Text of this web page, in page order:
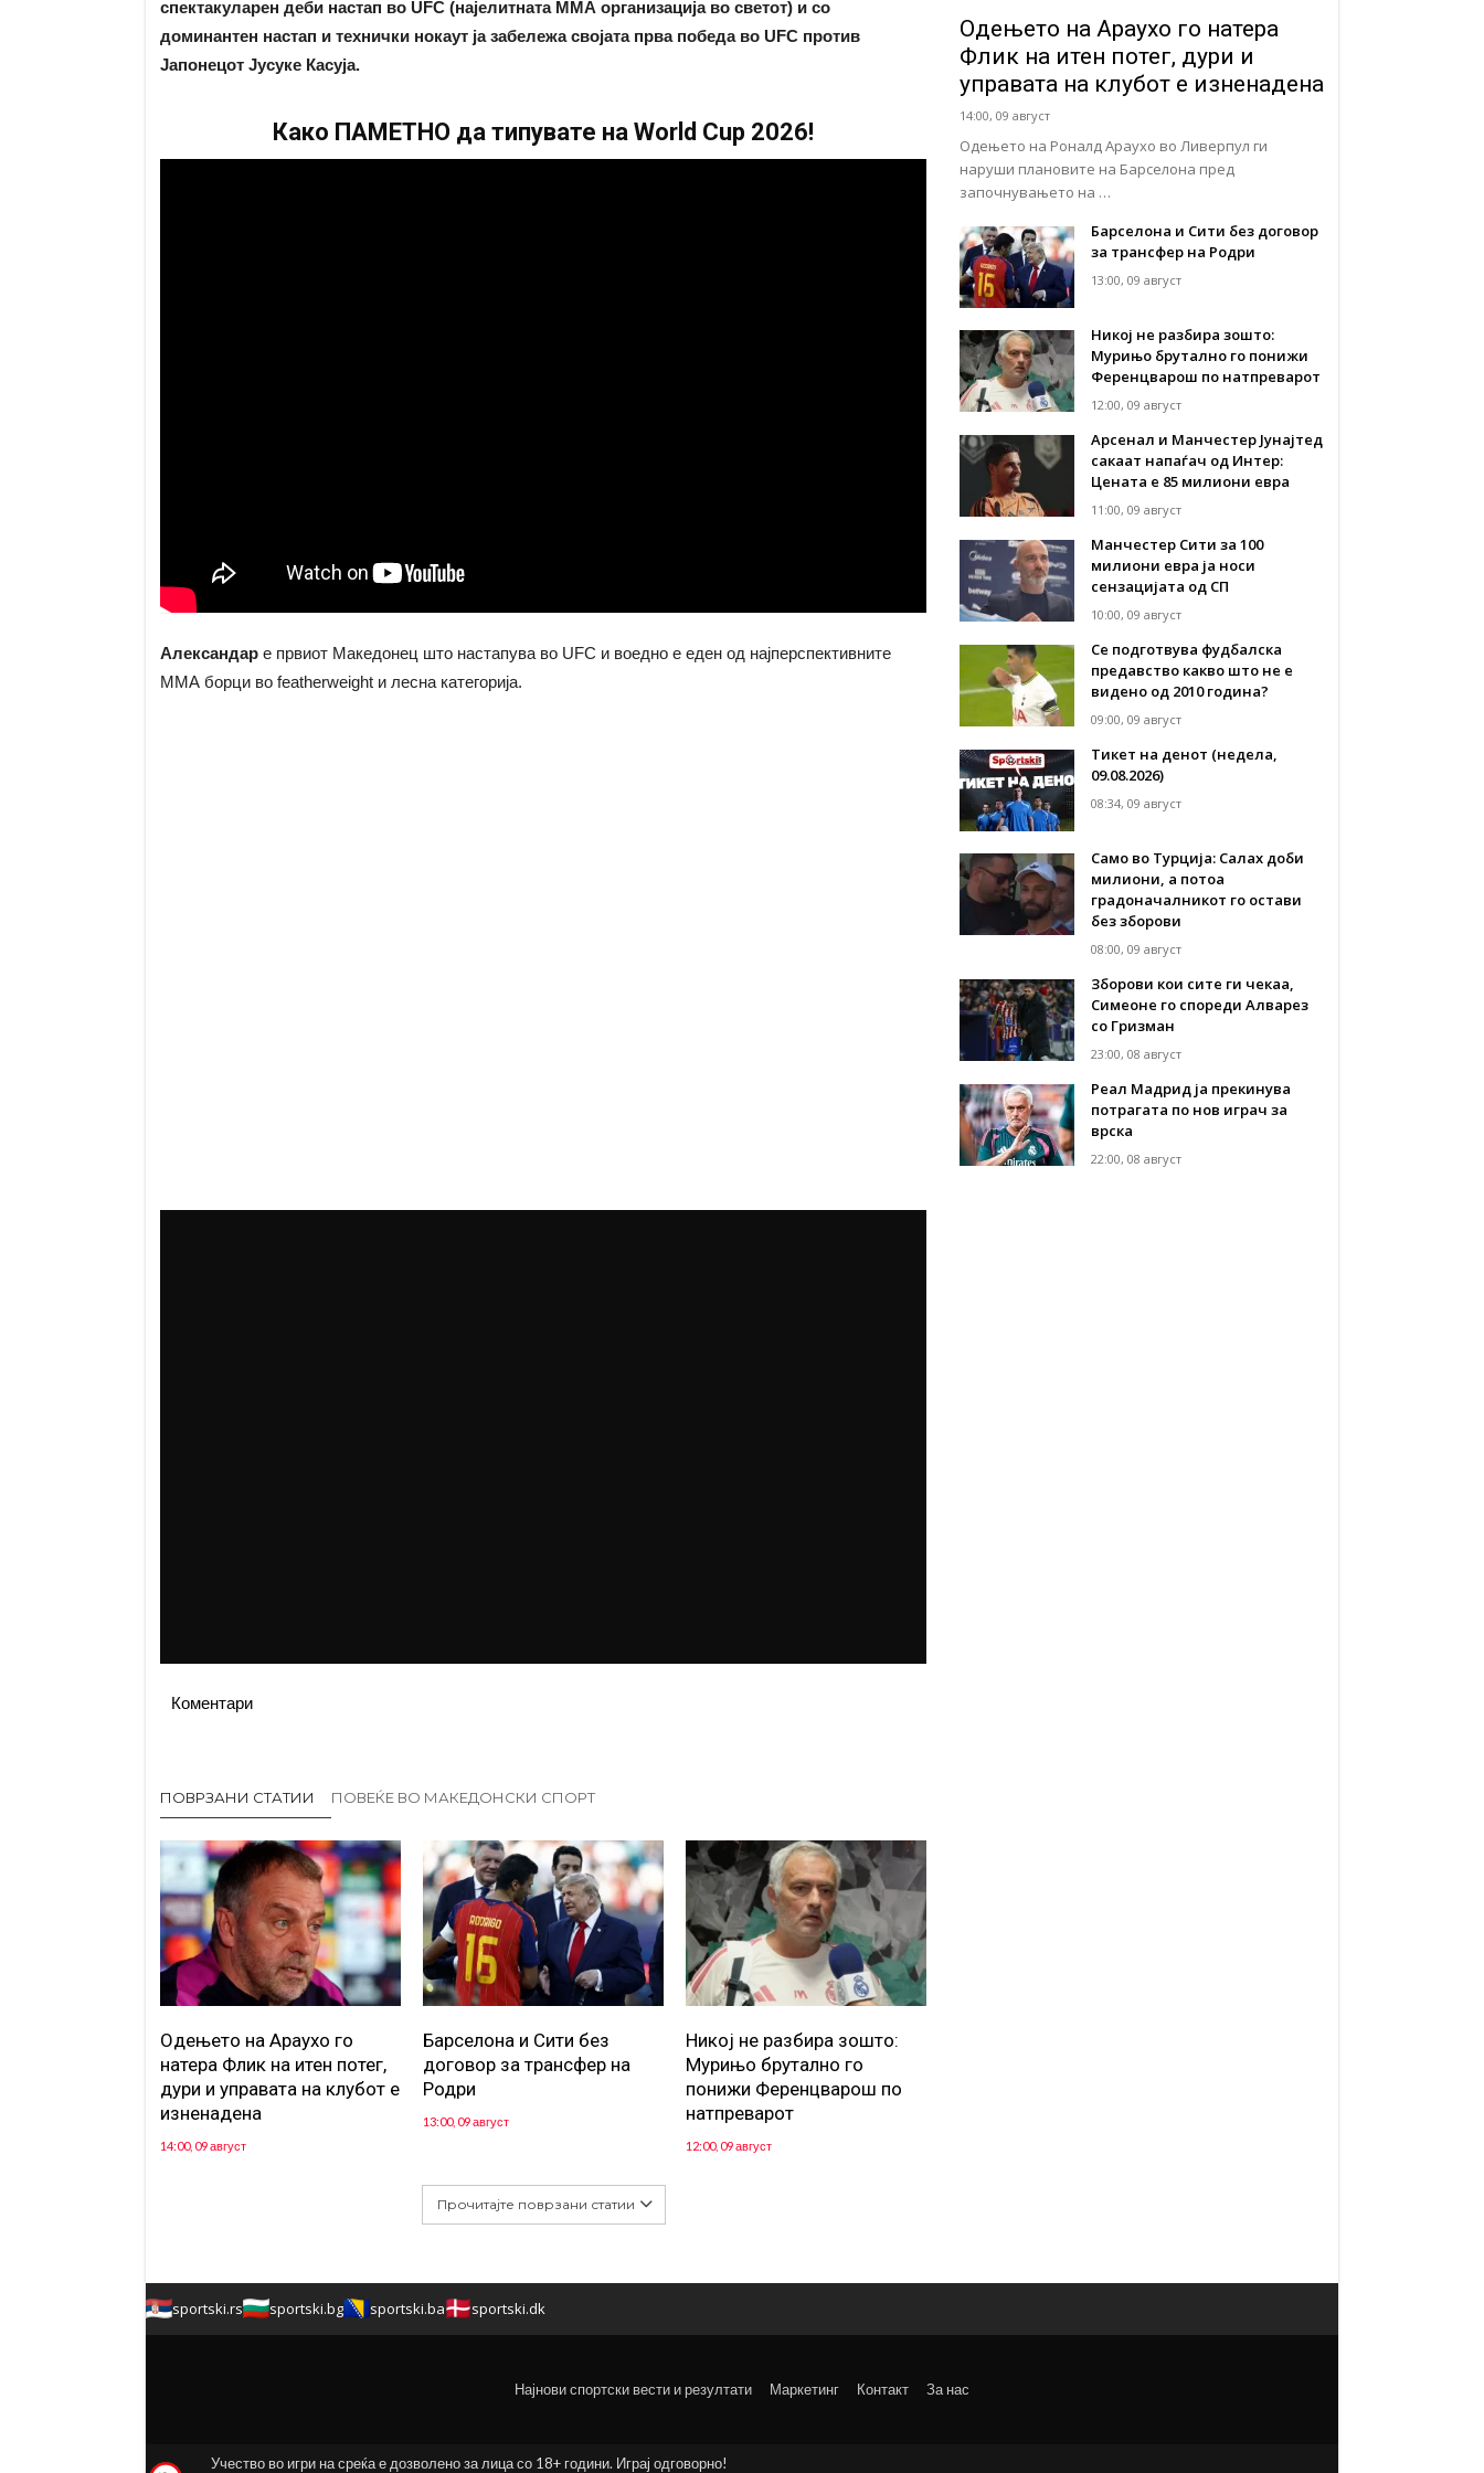
спектакуларен деби настап во UFC (најелитната ММА организација во светот) и со
доминантен настап и технички нокаут ја забележа својата прва победа во UFC против
Јапонецот Јусуке Касуја.
Како ПАМЕТНО да типувате на World Cup 2026!
Александаре првиот Македонец што настапува во UFC и воедно е еден од најперспективните
ММА борци во featherweight и лесна категоријa.
Коментари
ПОВРЗАНИ СТАТИИ ПОВЕЌЕ ВО МАКЕДОНСКИ СПОРТ
Одењето на Араухо го
натера Флик на итен потег,
дури и управата на клубот е
изненадена
14:00, 09 август
Барселона и Сити без
договор за трансфер на
Родри
13:00, 09 август
Никој не разбира зошто:
Мурињо брутално го
понижи Ференцварош по
натпреварот
12:00, 09 август
Прочитајте поврзани статии
Одењето на Араухо го натера
Флик на итен потег, дури и
управата на клубот е изненадена
14:00, 09 август
Одењето на Роналд Араухо во Ливерпул ги
наруши плановите на Барселона пред
започнувањето на …
Барселона и Сити без договор
за трансфер на Родри
13:00, 09 август
Никој не разбира зошто:
Мурињо брутално го понижи
Ференцварош по натпреварот
12:00, 09 август
Арсенал и Манчестер Јунајтед
сакаат напаѓач од Интер:
Цената е 85 милиони евра
11:00, 09 август
Манчестер Сити за 100
милиони евра ја носи
сензацијата од СП
10:00, 09 август
Се подготвува фудбалска
предавство какво што не е
видено од 2010 година?
09:00, 09 август
Тикет на денот (недела,
09.08.2026)
08:34, 09 август
Само во Турција: Салах доби
милиони, а потоа
градоначалникот го остави
без зборови
08:00, 09 август
Зборови кои сите ги чекаа,
Симеоне го спореди Алварез
со Гризман
23:00, 08 август
Реал Мадрид ја прекинува
потрагата по нов играч за
врска
22:00, 08 август
sportski.rs sportski.bg sportski.ba sportski.dk
Најнови спортски вести и резултати Маркетинг Контакт За нас
Учество во игри на среќа е дозволено за лица со 18+ години. Играј одговорно!